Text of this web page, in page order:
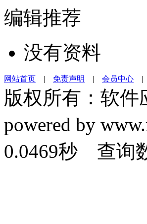
编辑推荐
没有资料
网站首页 | 免责声明 | 会员中心 |
版权所有：软
powered by
0.0469秒 查